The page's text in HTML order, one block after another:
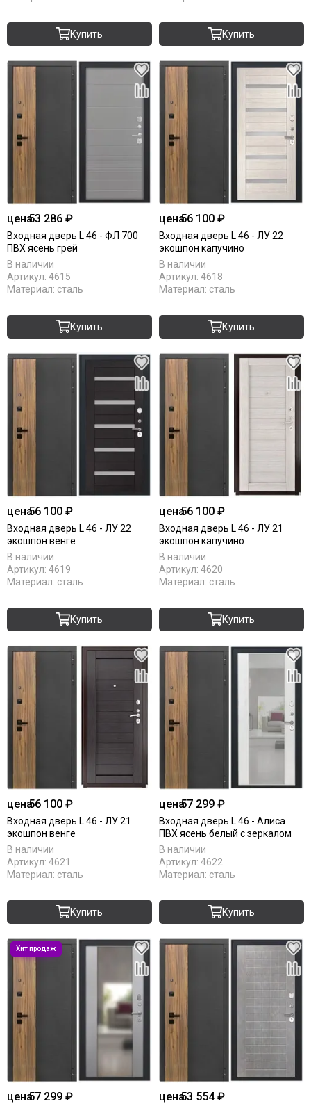
Купить Купить
цена53 286 ₽
Входная дверь L 46 - ФЛ 700
ПВХ ясень грей
В наличии
Артикул: 4615
Материал: сталь
Купить
цена56 100 ₽
Входная дверь L 46 - ЛУ 22
экошпон капучино
В наличии
Артикул: 4618
Материал: сталь
Купить
цена56 100 ₽
Входная дверь L 46 - ЛУ 22
экошпон венге
В наличии
Артикул: 4619
Материал: сталь
Купить
цена56 100 ₽
Входная дверь L 46 - ЛУ 21
экошпон капучино
В наличии
Артикул: 4620
Материал: сталь
Купить
цена56 100 ₽
Входная дверь L 46 - ЛУ 21
экошпон венге
В наличии
Артикул: 4621
Материал: сталь
Купить
цена57 299 ₽
Входная дверь L 46 - Алиса
ПВХ ясень белый с зеркалом
В наличии
Артикул: 4622
Материал: сталь
Купить
цена57 299 ₽ цена53 554 ₽